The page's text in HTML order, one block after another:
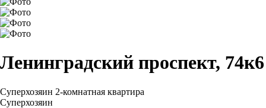
Ленинградский проспект, 74к6
Суперхозяин 2-комнатная квартира
Суперхозяин